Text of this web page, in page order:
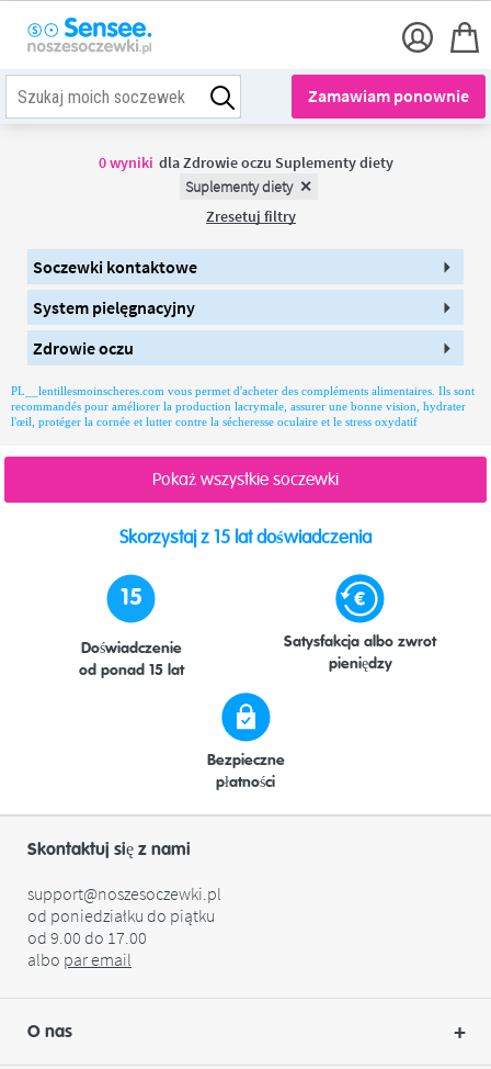
Zamawiam ponownie
0wyniki dlaZdrowie oczu Suplementy diety
Suplementy diety
Zresetuj filtry
Soczewki kontaktowe
System pielęgnacyjny
Zdrowie oczu
PL__lentillesmoinscheres.com vous permet d'acheter des compléments alimentaires. Ils sont
recommandés pour améliorer la production lacrymale, assurer une bonne vision, hydrater
l'œil, protéger la cornée et lutter contre la sécheresse oculaire et le stress oxydatif
Pokaż wszystkie soczewki
Skorzystaj z 15 lat doświadczenia
15
Doświadczenie
od ponad 15 lat
Bezpieczne
płatności
Satysfakcja albo zwrot
pieniędzy
Skontaktuj się z nami
support@noszesoczewki.pl
od poniedziałku do piątku
od 9.00 do 17.00
albo paremail
O nas